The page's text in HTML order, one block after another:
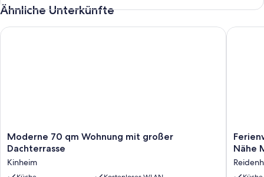
Ähnliche Unterkünfte
Moderne
70
Wohnung
Moderne 70 qm Wohnung mit großer
Dachterrasse
Kinheim
Moderne 70 qm Wohnung mit großer Dachterrasse
Lena,
2ZKB,
Nähe